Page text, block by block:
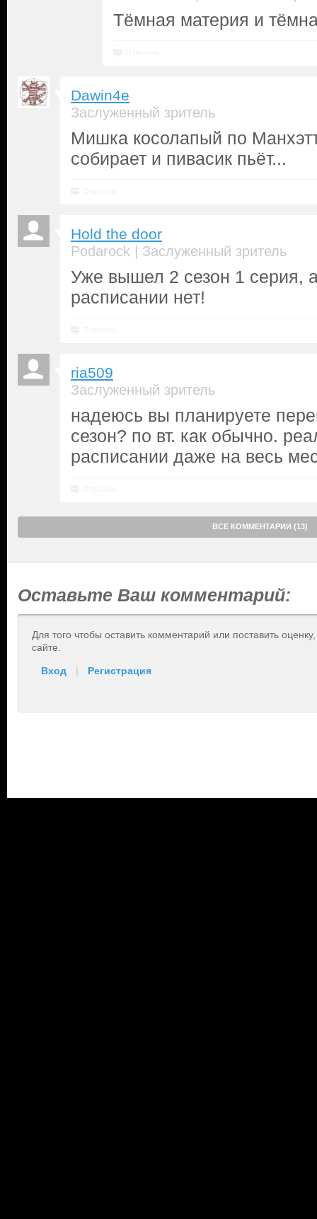
Тёмная материя и
Dawin4e
Заслуженный зритель
Мишка косолапый по
собирает и пивасик пьёт...
Hold the door
Podarock | Заслуженный зритель
Уже вышел 2 сезон 1 серия,
расписании нет!
ria509
Заслуженный зритель
надеюсь вы планируете
сезон? по вт. как обычно.
расписании даже на весь
ВСЕ КОММЕНТАРИИ (13)
Оставьте Ваш комментарий:
Для того чтобы оставить комментарий или поставить
сайте.
Вход | Регистрация